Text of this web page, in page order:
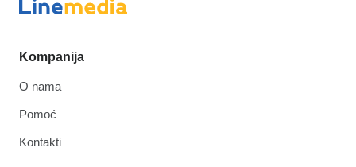
Kompanija
O nama
Pomoć
Kontakti